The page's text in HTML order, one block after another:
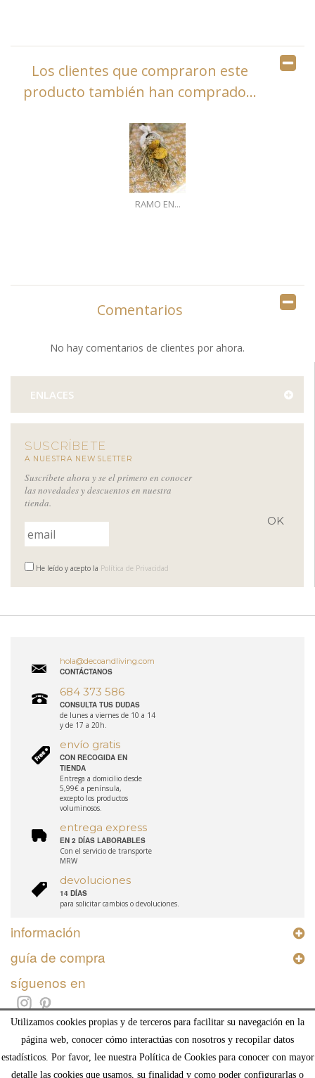
Utilizamos cookies propias y de terceros para facilitar su navegación en la
página web, conocer cómo interactúas con nosotros y recopilar datos
estadísticos. Por favor, lee nuestra Política de Cookies para conocer con mayor
detalle las cookies que usamos, su finalidad y como poder configurarlas o
Los clientes que compraron este
producto también han comprado...
RAMO EN...
Comentarios
No hay comentarios de clientes por ahora.
ENLACES
SUSCRÍBETE
A NUESTRA NEWSLETTER
Suscríbete ahora y se el primero en conocer
las novedades y descuentos en nuestra
tienda.
He leído y acepto la Política de Privacidad
hola@decoandliving.com
CONTÁCTANOS
684 373 586
CONSULTA TUS DUDAS
de lunes a viernes de 10 a 14
y de 17 a 20h.
envío gratis
CON RECOGIDA EN
TIENDA
Entrega a domicilio desde
5,99€ a península,
excepto los productos
voluminosos.
entrega express
EN 2 DÍAS LABORABLES
Con el servicio de transporte
MRW
devoluciones
14 DÍAS
para solicitar cambios o devoluciones.
información
guía de compra
síguenos en